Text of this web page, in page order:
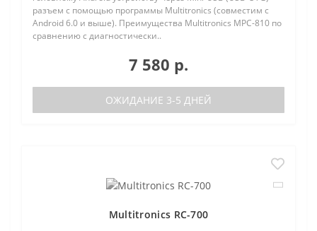
разъем с помощью программы Multitronics (совместим с
Android 6.0 и выше). Преимущества Multitronics MPC-810 по
сравнению с диагностически..
7 580 р.
ОЖИДАНИЕ 3-5 ДНЕЙ
Multitronics RC-700